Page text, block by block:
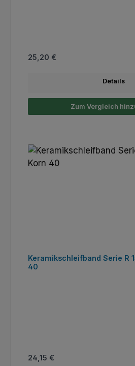
Regulärer Preis:
25,20 €
Details
Zum Vergleich
Keramikschleifband Serie R
40
Regulärer Preis:
24,15 €